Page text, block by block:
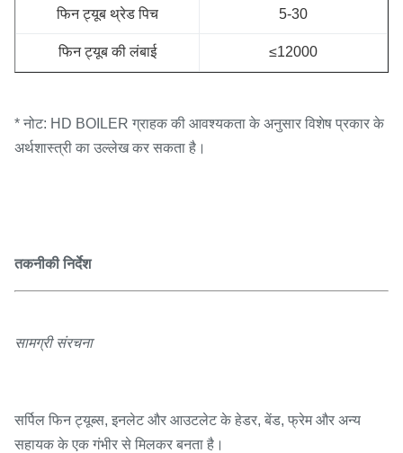
फिन ट्यूब थ्रेड पिच 5-30
फिन ट्यूब की लंबाई ≤12000
* नोट: HD BOILER ग्राहक की आवश्यकता के अनुसार विशेष प्रकार के
अर्थशास्त्री का उल्लेख कर सकता है।
तकनीकी निर्देश
सामग्री संरचना
सर्पिल फिन ट्यूब्स, इनलेट और आउटलेट के हेडर, बेंड, फ्रेम और अन्य
सहायक के एक गंभीर से मिलकर बनता है।